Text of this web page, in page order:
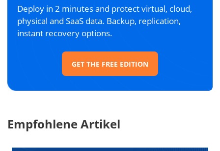
Deploy in 2 minutes and protect virtual, cloud,
physical and SaaS data. Backup, replication,
instant recovery options.
GET THE FREE EDITION
Empfohlene Artikel